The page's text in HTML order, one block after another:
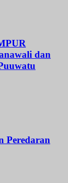
dan
Peredaran